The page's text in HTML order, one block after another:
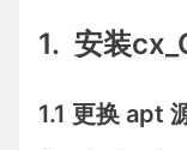
1. 安装
1.1 更换 apt